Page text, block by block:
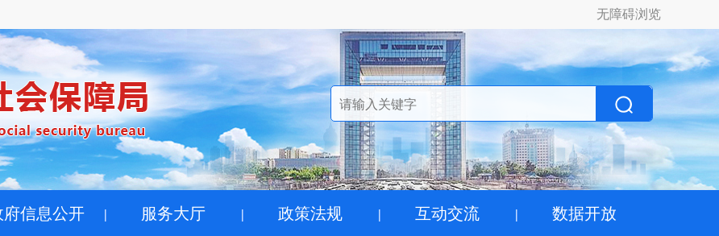
无障碍浏览
府信息公开 服务大厅 政策法规 互动交流 数据开放